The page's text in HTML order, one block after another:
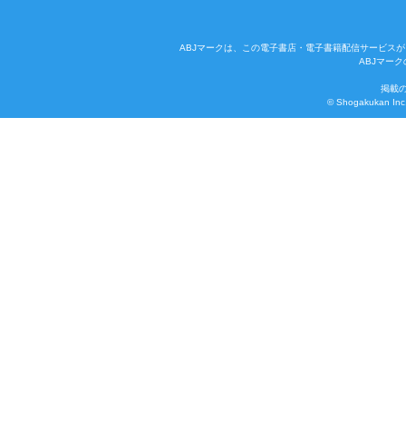
ABJマークは、この電子書店・電子書籍配信サービス
ABJマーク
掲載
© Shogakukan